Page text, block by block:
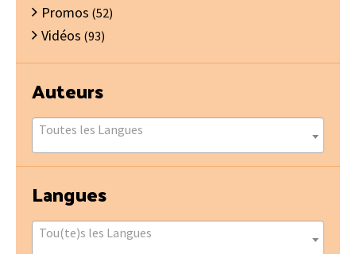
Promos (52)
Vidéos (93)
Auteurs
Toutes les Langues
Langues
Tou(te)s les Langues